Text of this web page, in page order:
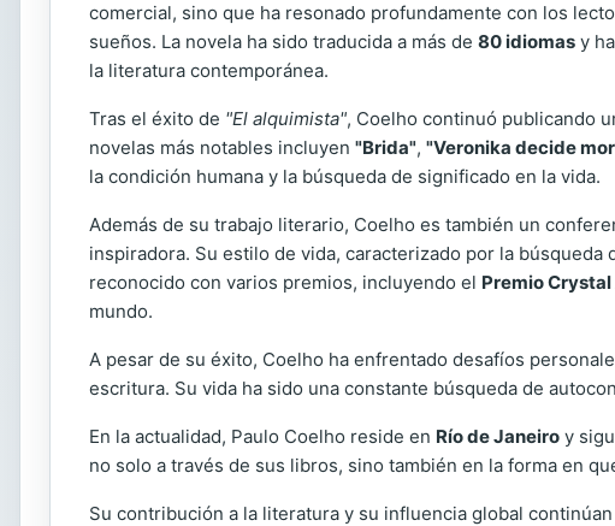
comercial, sino que ha resonado profundamente con los
sueños. La novela ha sido traducida a más de 80 idiomas y
la literatura contemporánea.
Tras el éxito de "El alquimista", Coelho continuó publicando
novelas más notables incluyen "Brida", "Veronika decide
la condición humana y la búsqueda de significado en la vida.
Además de su trabajo literario, Coelho es también un
inspiradora. Su estilo de vida, caracterizado por la
reconocido con varios premios, incluyendo el Premio
mundo.
A pesar de su éxito, Coelho ha enfrentado desafíos
escritura. Su vida ha sido una constante búsqueda de
En la actualidad, Paulo Coelho reside en Río de Janeiro y
no solo a través de sus libros, sino también en la forma en
Su contribución a la literatura y su influencia global